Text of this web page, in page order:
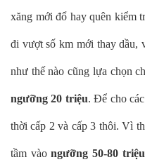
xăng mới đổ hay quên kiểm
đi vượt số km mới thay dầu,
như thế nào cũng lựa chọn
ngưỡng 20 triệu. Để cho
thời cấp 2 và cấp 3 thôi. Vì
tầm vàongưỡng 50-80 triệu